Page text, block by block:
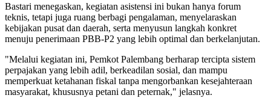
Bastari menegaskan, kegiatan asistensi ini bukan hanya forum
teknis, tetapi juga ruang berbagi pengalaman, menyelaraskan
kebijakan pusat dan daerah, serta menyusun langkah konkret
menuju penerimaan PBB-P2 yang lebih optimal dan berkelanjutan.
"Melalui kegiatan ini, Pemkot Palembang berharap tercipta sistem
perpajakan yang lebih adil, berkeadilan sosial, dan mampu
memperkuat ketahanan fiskal tanpa mengorbankan kesejahteraan
masyarakat, khususnya petani dan peternak," jelasnya.